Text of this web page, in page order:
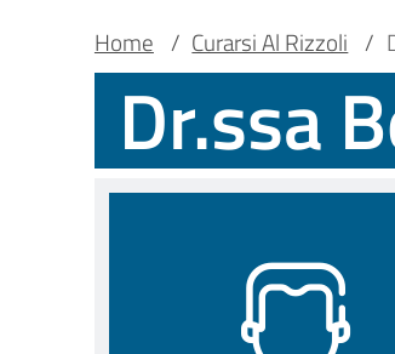
Main
Main container
Briciole
pane
Home / Curarsi Al Rizzoli /
Dr.ssa